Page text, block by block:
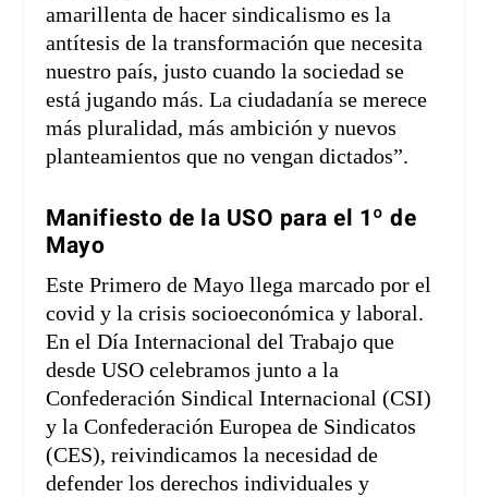
amarillenta de hacer sindicalismo es la
antítesis de la transformación que necesita
nuestro país, justo cuando la sociedad se
está jugando más. La ciudadanía se merece
más pluralidad, más ambición y nuevos
planteamientos que no vengan dictados”.
Manifiesto de la USO para el 1º de
Mayo
Este Primero de Mayo llega marcado por el
covid y la crisis socioeconómica y laboral.
En el Día Internacional del Trabajo que
desde USO celebramos junto a la
Confederación Sindical Internacional (CSI)
y la Confederación Europea de Sindicatos
(CES), reivindicamos la necesidad de
defender los derechos individuales y